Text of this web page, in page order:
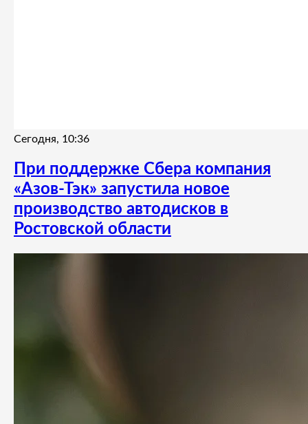
Сегодня, 10:36
При поддержке Сбера компания
«Азов-Тэк» запустила новое
производство автодисков в
Ростовской области